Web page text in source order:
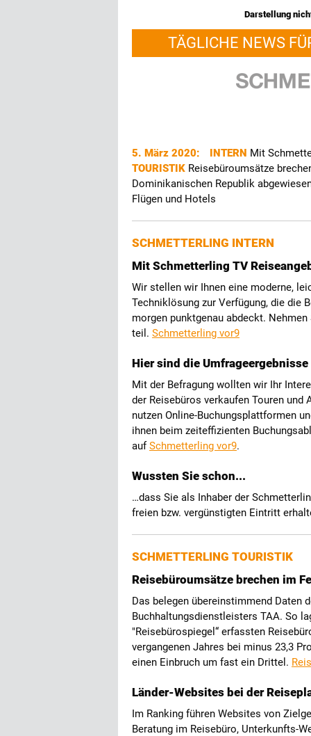
Darstellung
TÄGLICHE NEWS
5. März 2020: INTERN Mit
TOURISTIK Reisebüroumsätze
Dominikanischen Republik
Flügen und Hotels
SCHMETTERLING INTERN
Mit Schmetterling TV
Wir stellen wir Ihnen eine moderne,
Techniklösung zur Verfügung, die die
morgen punktgenau abdeckt.
teil. Schmetterling vor9
Hier sind die
Mit der Befragung wollten wir Ihr
der Reisebüros verkaufen Touren und
nutzen Online-Buchungsplattformen
ihnen beim zeiteffizienten
aufSchmetterling vor9.
Wussten Sie schon...
…dass Sie als Inhaber der
freien bzw. vergünstigten Eintritt
SCHMETTERLING TOURISTIK
Reisebüroumsätze brechen im
Das belegen übereinstimmend Daten
Buchhaltungsdienstleisters TAA. So
"Reisebürospiegel“ erfassten
vergangenen Jahres bei minus 23,3
einen Einbruch um fast ein Drittel.
Länder-Websites bei der
Im Ranking führen Websites von
Beratung im Reisebüro, Unterkunfts-